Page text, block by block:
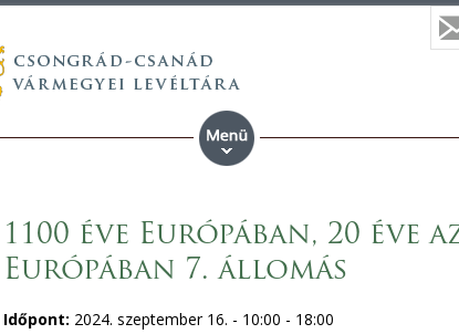
1100 éve Európában, 20 éve
Európában 7. állomás
Időpont: 2024. szeptember 16. - 10:00 - 18:00